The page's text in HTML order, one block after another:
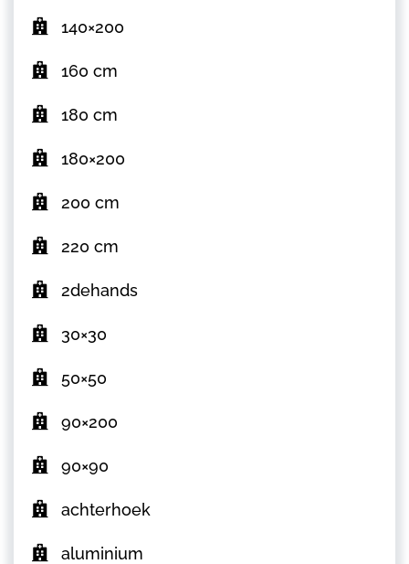
140×200
160 cm
180 cm
180×200
200 cm
220 cm
2dehands
30×30
50×50
90×200
90×90
achterhoek
aluminium